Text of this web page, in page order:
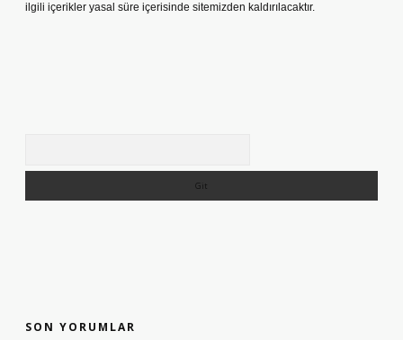
ilgili içerikler yasal süre içerisinde sitemizden kaldırılacaktır.
SON YORUMLAR